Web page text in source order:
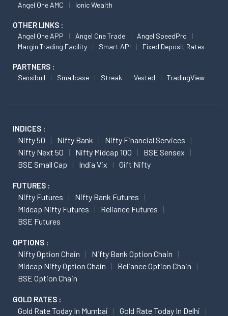
Angel One AMC Ionic Wealth
OTHER LINKS :
Angel One APP Angel One Trade
Angel SpeedPro
Margin Trading Facility
Smart API Fixed Deposit Rates
PARTNERS :
Sensibull Smallcase Streak Vested TradingView
INDICES :
Nifty 50 Nifty Bank
Nifty Financial Services
Nifty Next 50
Nifty Midcap 100
BSE Sensex
BSE Small Cap
India Vix Gift Nifty
FUTURES :
Nifty Futures
Nifty Bank Futures
Midcap Nifty Futures
Reliance Futures
BSE Futures
OPTIONS :
Nifty Option Chain
Nifty Bank Option Chain
Midcap Nifty Option Chain
Reliance Option Chain
BSE Option Chain
GOLD RATES :
Gold Rate Today In Mumbai
Gold Rate Today In Delhi